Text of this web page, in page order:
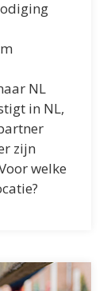
NL
in NL,
zijn
welke